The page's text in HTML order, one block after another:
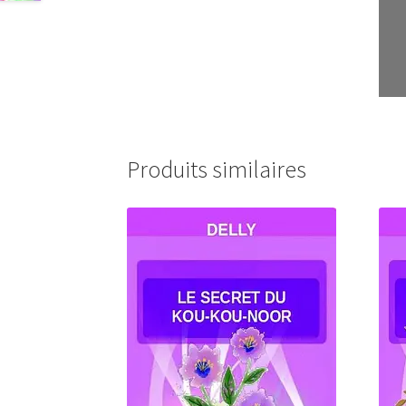
Produits similaires